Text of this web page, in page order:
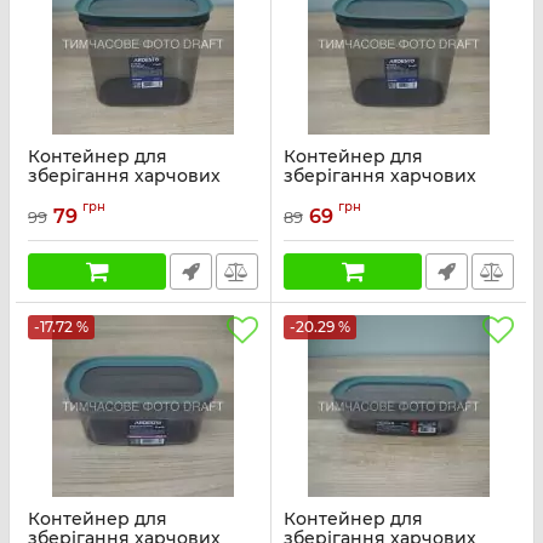
Контейнер для
зберігання харчових
Fresh 2.1л, пластик,
Артикул: AR1310GG
99 79 грн
Контейнер для
зберігання харчових
Fresh 1.55л, пластик,
Артикул: AR1309GG
89 69 грн
-17.72 %
Контейнер для
зберігання харчових
-20.29 %
Контейнер для
зберігання харчових